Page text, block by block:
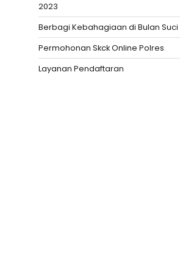
2023
Berbagi Kebahagiaan di Bulan Suci
Permohonan Skck Online Polres
Layanan Pendaftaran